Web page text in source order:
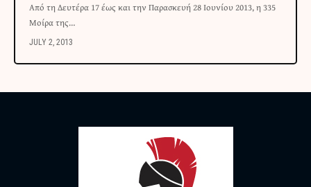
Από τη Δευτέρα 17 έως και την Παρασκευή 28 Ιουνίου 2013, η 335
Μοίρα της…
JULY 2, 2013